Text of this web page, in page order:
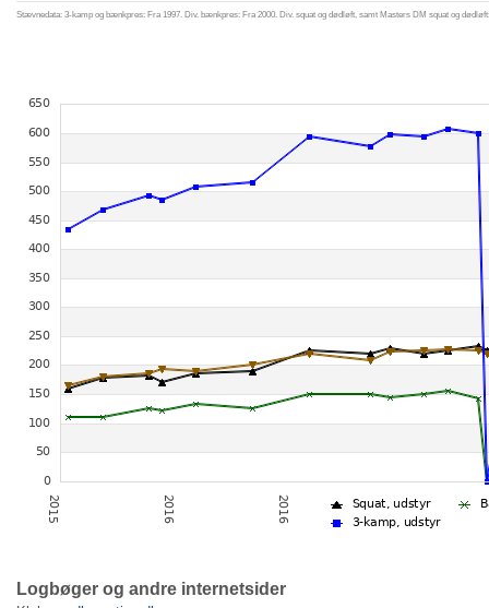
Stævnedata: 3-kamp og bænkpres: Fra 1997. Div. bænkpres: Fra 2000. Div. squat og dødløft, samt Masters DM squat og
Logbøger og andre internetsider